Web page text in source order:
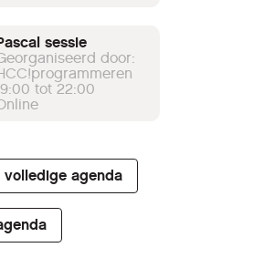
sessie
door:
tot 22:00
volledige agenda